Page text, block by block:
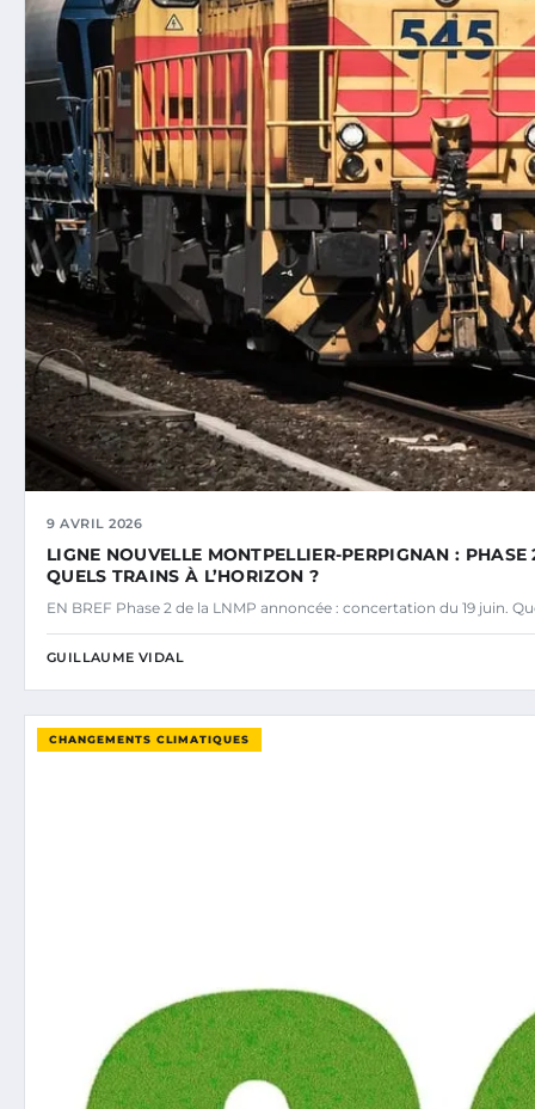
9 AVRIL 2026
LIGNE NOUVELLE MONTPELLIER-PERPIGNAN :
QUELS TRAINS À L’HORIZON ?
EN BREF Phase 2 de la LNMP annoncée : concertation du 19 juin.
GUILLAUME VIDAL
CHANGEMENTS CLIMATIQUES